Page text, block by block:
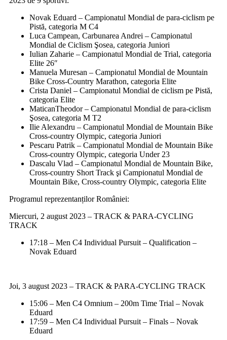
Novak Eduard – Campionatul Mondial de para-ciclism pe
Pistă, categoria M C4
Luca Campean, Carbunarea Andrei – Campionatul
Mondial de Ciclism Şosea, categoria Juniori
Iulian Zaharie – Campionatul Mondial de Trial, categoria
Elite 26″
Manuela Muresan – Campionatul Mondial de Mountain
Bike Cross-Country Marathon, categoria Elite
Crista Daniel – Campionatul Mondial de ciclism pe Pistă,
categoria Elite
MaticanTheodor – Campionatul Mondial de para-ciclism
Şosea, categoria M T2
Ilie Alexandru – Campionatul Mondial de Mountain Bike
Cross-country Olympic, categoria Juniori
Pescaru Patrik – Campionatul Mondial de Mountain Bike
Cross-country Olympic, categoria Under 23
Dascalu Vlad – Campionatul Mondial de Mountain Bike,
Cross-country Short Track şi Campionatul Mondial de
Mountain Bike, Cross-country Olympic, categoria Elite
Programul reprezentanților României:
Miercuri, 2 august 2023 – TRACK & PARA-CYCLING
TRACK
17:18 – Men C4 Individual Pursuit – Qualification –
Novak Eduard
Joi, 3 august 2023 – TRACK & PARA-CYCLING TRACK
15:06 – Men C4 Omnium – 200m Time Trial – Novak
Eduard
17:59 – Men C4 Individual Pursuit – Finals – Novak
Eduard